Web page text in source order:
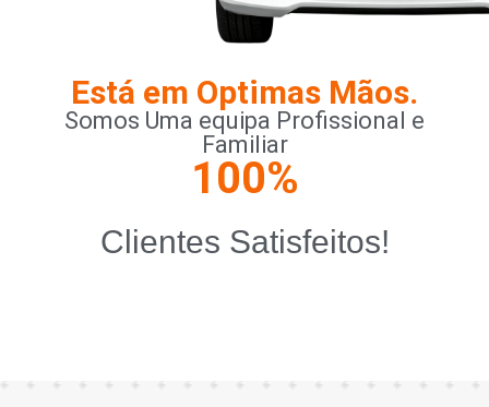
Está em Optimas Mãos.
Somos Uma equipa Profissional e
Familiar
Clientes Satisfeitos!
100%